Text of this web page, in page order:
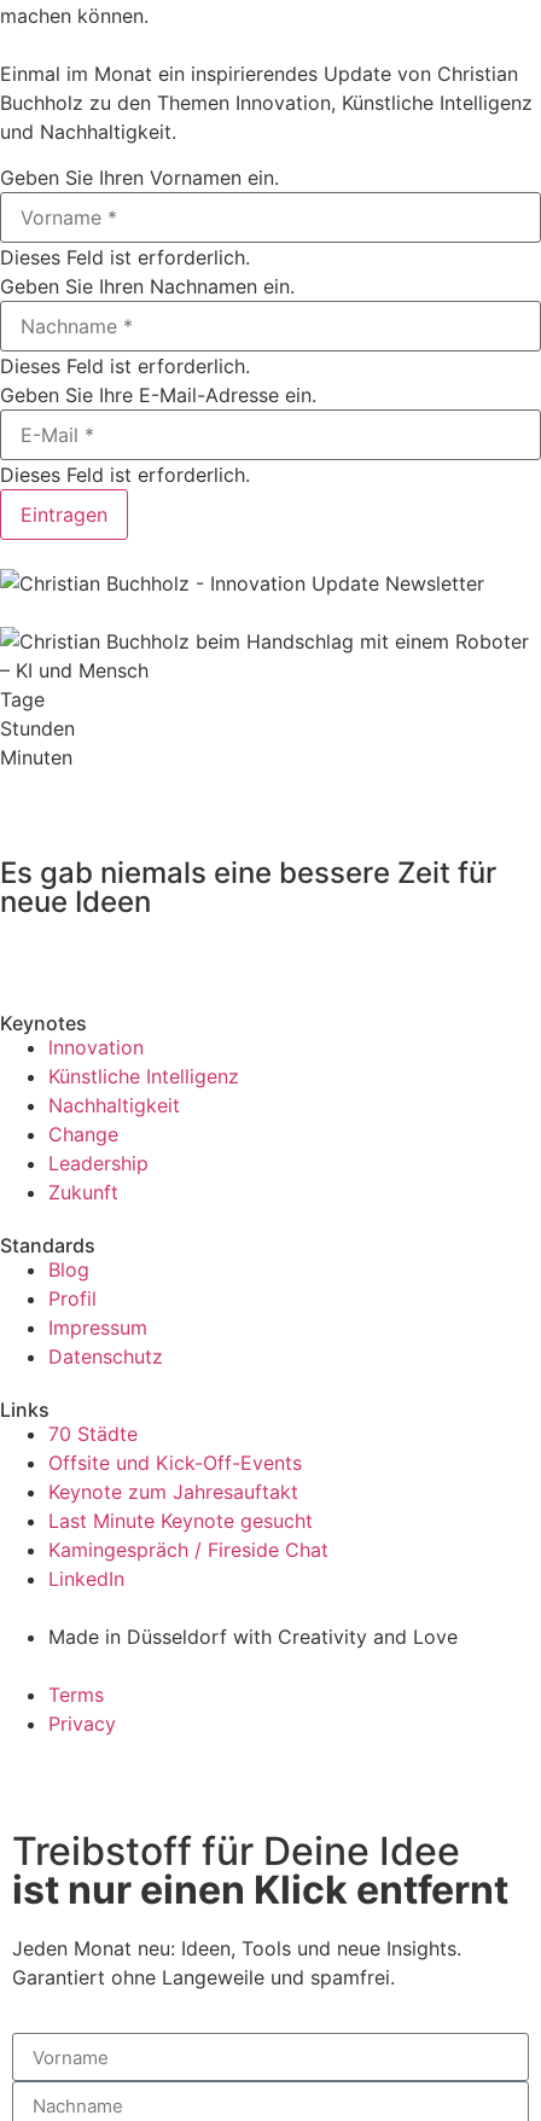
machen können.
Einmal im Monat ein inspirierendes Update von Christian
Buchholz zu den Themen Innovation, Künstliche Intelligenz
und Nachhaltigkeit.
Geben Sie Ihren Vornamen ein.
Dieses Feld ist erforderlich.
Geben Sie Ihren Nachnamen ein.
Dieses Feld ist erforderlich.
Geben Sie Ihre E-Mail-Adresse ein.
Dieses Feld ist erforderlich.
Eintragen
Tage
Stunden
Minuten
Es gab niemals eine bessere Zeit für
neue Ideen
Keynotes
lnnovation
Künstliche Intelligenz
Nachhaltigkeit
Change
Leadership
Zukunft
Standards
Blog
Profil
Impressum
Datenschutz
Links
70 Städte
Offsite und Kick-Off-Events
Keynote zum Jahresauftakt
Last Minute Keynote gesucht
Kamingespräch / Fireside Chat
LinkedIn
Made in Düsseldorf with Creativity and Love
Terms
Privacy
Treibstoff für Deine Idee
ist nur einen Klick entfernt
Jeden Monat neu: Ideen, Tools und neue Insights.
Garantiert ohne Langeweile und spamfrei.